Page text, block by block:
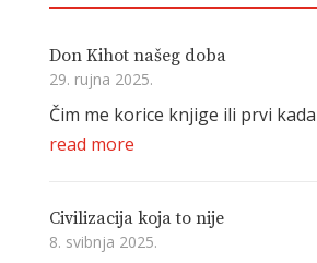
Don Kihot našeg doba
29. rujna 2025.
Čim me korice knjige ili prvi
read more
Civilizacija koja to nije
8. svibnja 2025.